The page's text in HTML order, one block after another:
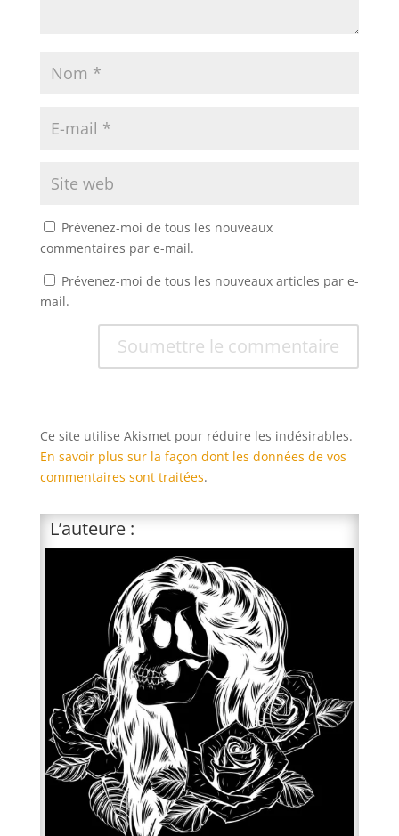
Prévenez-moi de tous les nouveaux
commentaires par e-mail.
Prévenez-moi de tous les nouveaux articles par e-
mail.
Soumettre le commentaire
Ce site utilise Akismet pour réduire les indésirables.
En savoir plus sur la façon dont les données de vos
commentaires sont traitées.
L’auteure :